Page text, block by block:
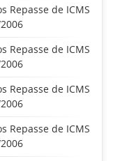
Repasse de ICMS
Repasse de ICMS
Repasse de ICMS
Repasse de ICMS